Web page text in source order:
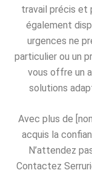
travail précis et
également
urgences ne
particulier ou un
vous offre un
solutions
Avec plus de
acquis la
N’attendez
Contactez